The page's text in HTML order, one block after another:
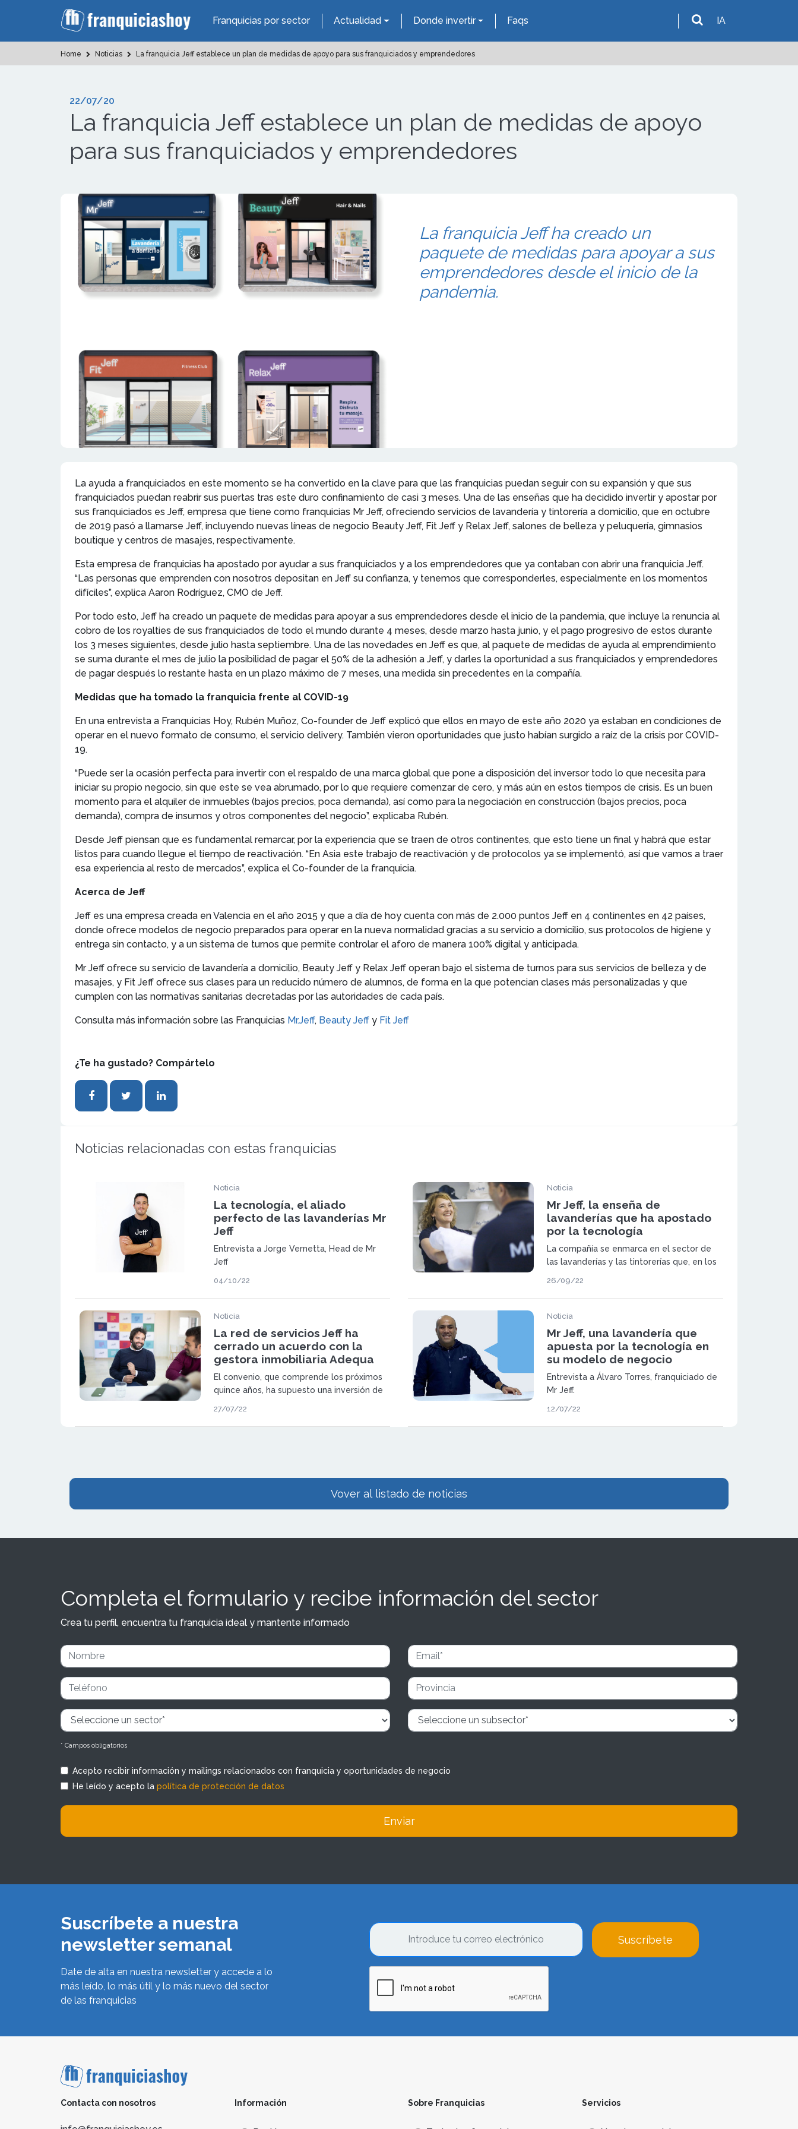
Franquicias por sector Actualidad Donde invertir Faqs IA
Home Noticias La franquicia Jeff establece un plan de medidas de apoyo para sus franquiciados y emprendedores
22/07/20
La franquicia Jeff establece un plan de medidas de apoyo
para sus franquiciados y emprendedores
La franquicia Jeff ha creado un
paquete de medidas para apoyar a sus
emprendedores desde el inicio de la
pandemia.
La ayuda a franquiciados en este momento se ha convertido en la clave para que las franquicias puedan seguir con su expansión y que sus
franquiciados puedan reabrir sus puertas tras este duro confinamiento de casi 3 meses. Una de las enseñas que ha decidido invertir y apostar por
sus franquiciados es Jeff, empresa que tiene como franquicias Mr Jeff, ofreciendo servicios de lavandería y tintorería a domicilio, que en octubre
de 2019 pasó a llamarse Jeff, incluyendo nuevas líneas de negocio Beauty Jeff, Fit Jeff y Relax Jeff, salones de belleza y peluquería, gimnasios
boutique y centros de masajes, respectivamente.
Esta empresa de franquicias ha apostado por ayudar a sus franquiciados y a los emprendedores que ya contaban con abrir una franquicia Jeff.
“Las personas que emprenden con nosotros depositan en Jeff su confianza, y tenemos que corresponderles, especialmente en los momentos
difíciles”, explica Aaron Rodríguez, CMO de Jeff.
Por todo esto, Jeff ha creado un paquete de medidas para apoyar a sus emprendedores desde el inicio de la pandemia, que incluye la renuncia al
cobro de los royalties de sus franquiciados de todo el mundo durante 4 meses, desde marzo hasta junio, y el pago progresivo de estos durante
los 3 meses siguientes, desde julio hasta septiembre. Una de las novedades en Jeff es que, al paquete de medidas de ayuda al emprendimiento
se suma durante el mes de julio la posibilidad de pagar el 50% de la adhesión a Jeff, y darles la oportunidad a sus franquiciados y emprendedores
de pagar después lo restante hasta en un plazo máximo de 7 meses, una medida sin precedentes en la compañía.
Medidas que ha tomado la franquicia frente al COVID-19
En una entrevista a Franquicias Hoy, Rubén Muñoz, Co-founder de Jeff explicó que ellos en mayo de este año 2020 ya estaban en condiciones de
operar en el nuevo formato de consumo, el servicio delivery. También vieron oportunidades que justo habían surgido a raíz de la crisis por COVID-
19.
“Puede ser la ocasión perfecta para invertir con el respaldo de una marca global que pone a disposición del inversor todo lo que necesita para
iniciar su propio negocio, sin que este se vea abrumado, por lo que requiere comenzar de cero, y más aún en estos tiempos de crisis. Es un buen
momento para el alquiler de inmuebles (bajos precios, poca demanda), así como para la negociación en construcción (bajos precios, poca
demanda), compra de insumos y otros componentes del negocio”, explicaba Rubén.
Desde Jeff piensan que es fundamental remarcar, por la experiencia que se traen de otros continentes, que esto tiene un final y habrá que estar
listos para cuando llegue el tiempo de reactivación. “En Asia este trabajo de reactivación y de protocolos ya se implementó, así que vamos a traer
esa experiencia al resto de mercados”, explica el Co-founder de la franquicia.
Acerca de Jeff
Jeff es una empresa creada en Valencia en el año 2015 y que a día de hoy cuenta con más de 2.000 puntos Jeff en 4 continentes en 42 países,
donde ofrece modelos de negocio preparados para operar en la nueva normalidad gracias a su servicio a domicilio, sus protocolos de higiene y
entrega sin contacto, y a un sistema de turnos que permite controlar el aforo de manera 100% digital y anticipada.
Mr Jeff ofrece su servicio de lavandería a domicilio, Beauty Jeff y Relax Jeff operan bajo el sistema de turnos para sus servicios de belleza y de
masajes, y Fit Jeff ofrece sus clases para un reducido número de alumnos, de forma en la que potencian clases más personalizadas y que
cumplen con las normativas sanitarias decretadas por las autoridades de cada país.
Consulta más información sobre las Franquicias Mr.Jeff, Beauty Jeff y Fit Jeff
¿Te ha gustado? Compártelo
Noticias relacionadas con estas franquicias
Noticia
La tecnología, el aliado
perfecto de las lavanderías Mr
Jeff
Entrevista a Jorge Vernetta, Head de Mr
Jeff
04/10/22
Noticia
Mr Jeff, la enseña de
lavanderías que ha apostado
por la tecnología
La compañía se enmarca en el sector de
las lavanderías y las tintorerías que, en los
cambio en pro de la tecnología a la que
han sabido adaptarse desde Mr Jeff.
26/09/22
Noticia
La red de servicios Jeff ha
cerrado un acuerdo con la
gestora inmobiliaria Adequa
El convenio, que comprende los próximos
quince años, ha supuesto una inversión de
locales, ubicándose las primeras
propuestas en las ciudades de Valencia,
27/07/22
Noticia
Mr Jeff, una lavandería que
apuesta por la tecnología en
su modelo de negocio
Entrevista a Álvaro Torres, franquiciado de
Mr Jeff.
12/07/22
Vover al listado de noticias
Completa el formulario y recibe información del sector
Crea tu perfil, encuentra tu franquicia ideal y mantente informado
* Campos obligatorios
Acepto recibir información y mailings relacionados con franquicia y oportunidades de negocio
He leído y acepto la política de protección de datos
Enviar
Suscríbete a nuestra
newsletter semanal
Date de alta en nuestra newsletter y accede a lo
más leído, lo más útil y lo más nuevo del sector
de las franquicias
Suscríbete
Contacta con nosotros Información Sobre Franquicias Servicios